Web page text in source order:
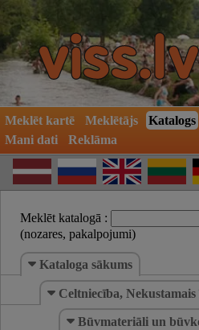
Meklēt kartē Meklētājs Katalogs
Mani dati
Reklāma
Meklēt katalogā :
(nozares, pakalpojumi)
Kataloga sākums
Celtniecība, Nekustamais
Būvmateriāli un